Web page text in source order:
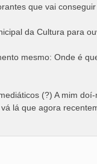
que vai
da Cultura para
mesmo: Onde é
(?) A mim
lá que agora